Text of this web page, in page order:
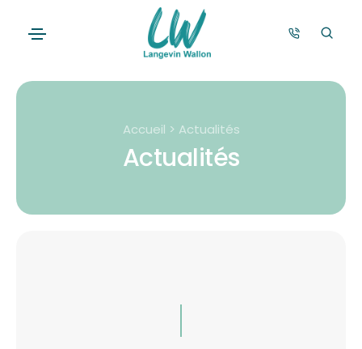
Accueil > Actualités
Actualités